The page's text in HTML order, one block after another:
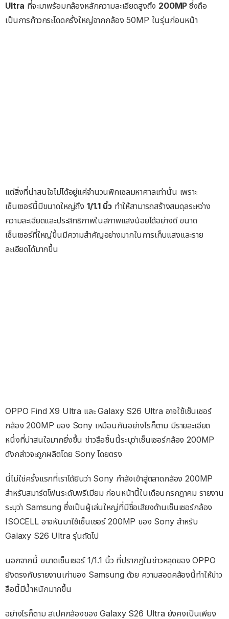
Ultra ที่จะมาพร้อมกล้องหลักความละเอียดสูงถึง 200MPซึ่งถือ
เป็นการก้าวกระโดดครั้งใหญ่จากกล้อง 50MP ในรุ่นก่อนหน้า
แต่สิ่งที่น่าสนใจไม่ได้อยู่แค่จำนวนพิกเซลมหาศาลเท่านั้น เพราะ
เซ็นเซอร์นี้มีขนาดใหญ่ถึง 1/1.1 นิ้วทำให้สามารถสร้างสมดุลระหว่าง
ความละเอียดและประสิทธิภาพในสภาพแสงน้อยได้อย่างดี ขนาด
เซ็นเซอร์ที่ใหญ่ขึ้นมีความสำคัญอย่างมากในการเก็บแสงและราย
ละเอียดได้มากขึ้น
OPPO Find X9 Ultra และ Galaxy S26 Ultra อาจใช้เซ็นเซอร์
กล้อง 200MP ของ Sony เหมือนกันอย่างไรก็ตาม มีรายละเอียด
หนึ่งที่น่าสนใจมากยิ่งขึ้น ข่าวลือชิ้นนี้ระบุว่าเซ็นเซอร์กล้อง 200MP
ดังกล่าวจะถูกผลิตโดย Sony โดยตรง
นี่ไม่ใช่ครั้งแรกที่เราได้ยินว่า Sony กำลังเข้าสู่ตลาดกล้อง 200MP
สำหรับสมาร์ตโฟนระดับพรีเมียม ก่อนหน้านี้ในเดือนกรกฎาคม รายงาน
ระบุว่า Samsung ซึ่งเป็นผู้เล่นใหญ่ที่มีชื่อเสียงด้านเซ็นเซอร์กล้อง
ISOCELL อาจหันมาใช้เซ็นเซอร์ 200MP ของ Sony สำหรับ
Galaxy S26 Ultra รุ่นถัดไป
นอกจากนี้ ขนาดเซ็นเซอร์ 1/1.1 นิ้ว ที่ปรากฏในข่าวหลุดของ OPPO
ยังตรงกับรายงานเก่าของ Samsung ด้วย ความสอดคล้องนี้ทำให้ข่าว
ลือนี้มีน้ำหนักมากขึ้น
อย่างไรก็ตาม สเปคกล้องของ Galaxy S26 Ultra ยังคงเป็นเพียง